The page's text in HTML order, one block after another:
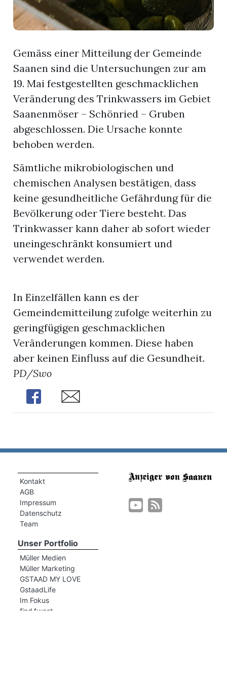
Gemäss einer Mitteilung der Gemeinde
Saanen sind die Untersuchungen zur am
19. Mai festgestellten geschmacklichen
Veränderung des Trinkwassers im Gebiet
Saanenmöser – Schönried – Gruben
abgeschlossen. Die Ursache konnte
behoben werden.
Sämtliche mikrobiologischen und
chemischen Analysen bestätigen, dass
keine gesundheitliche Gefährdung für die
Bevölkerung oder Tiere besteht. Das
Trinkwasser kann daher ab sofort wieder
uneingeschränkt konsumiert und
verwendet werden.
In Einzelfällen kann es der
Gemeindemitteilung zufolge weiterhin zu
geringfügigen geschmacklichen
Veränderungen kommen. Diese haben
aber keinen Einfluss auf die Gesundheit.
PD/Swo
Share
Share
Kontakt
AGB
Impressum
Datenschutz
Team
Unser Portfolio
Müller Medien
Müller Marketing
GSTAAD MY LOVE
GstaadLife
Im Fokus
find4west